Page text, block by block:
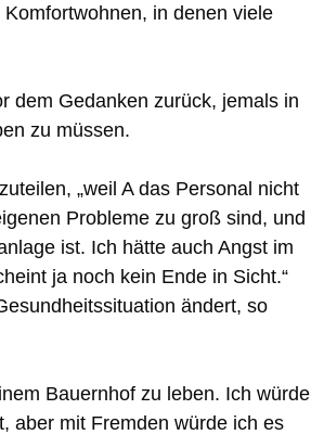
in denen viele
dem Gedanken zurück, jemals in
zu müssen.
„weil A das Personal nicht
Probleme zu groß sind, und
ist. Ich hätte auch Angst im
ja noch kein Ende in Sicht.“
ändert, so
Bauernhof zu leben. Ich würde
aber mit Fremden würde ich es